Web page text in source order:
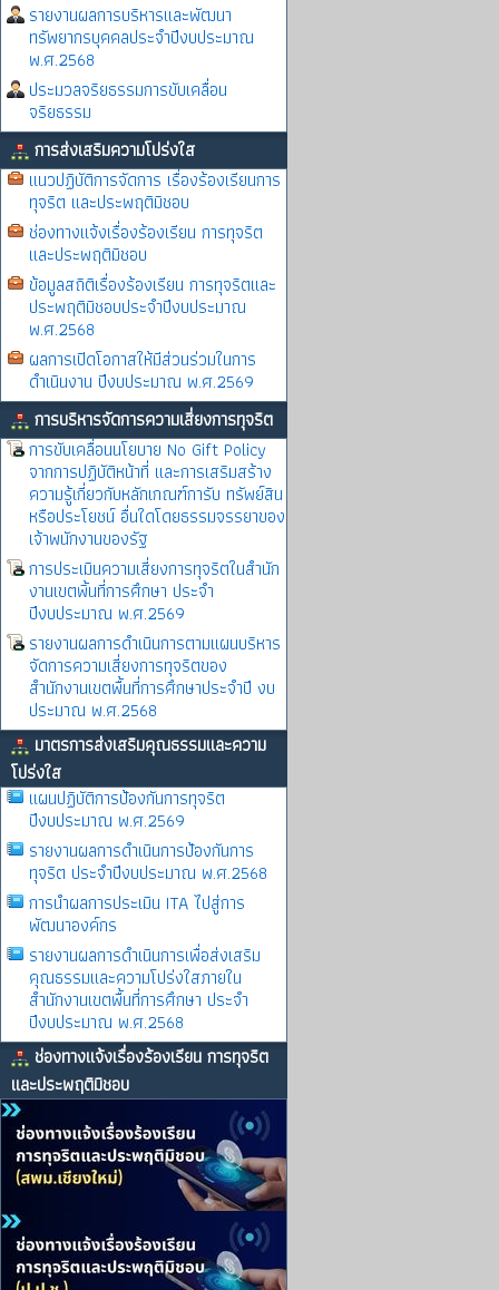
รายงานผลการบริหารและพัฒนา
ทรัพยากรบุคคลประจำปีงบประมาณ
พ.ศ.2568
ประมวลจริยธรรมการขับเคลื่อน
จริยธรรม
การส่งเสริมความโปร่งใส
แนวปฏิบัติการจัดการ เรื่องร้องเรียนการ
ทุจริต และประพฤติมิชอบ
ช่องทางแจ้งเรื่องร้องเรียน การทุจริต
และประพฤติมิชอบ
ข้อมูลสถิติเรื่องร้องเรียน การทุจริตและ
ประพฤติมิชอบประจำปีงบประมาณ
พ.ศ.2568
ผลการเปิดโอกาสให้มีส่วนร่วมในการ
ดำเนินงาน ปีงบประมาณ พ.ศ.2569
การบริหารจัดการความเสี่ยงการทุจริต
การขับเคลื่อนนโยบาย No Gift Policy
จากการปฏิบัติหน้าที่ และการเสริมสร้าง
ความรู้เกี่ยวกับหลักเกณฑ์การับ ทรัพย์สิน
หรือประโยชน์ อื่นใดโดยธรรมจรรยาของ
เจ้าพนักงานของรัฐ
การประเมินความเสี่ยงการทุจริตในสำนัก
งานเขตพิ้นที่การศึกษา ประจำ
ปีงบประมาณ พ.ศ.2569
รายงานผลการดำเนินการตามแผนบริหาร
จัดการความเสี่ยงการทุจริตของ
สำนักงานเขตพื้นที่การศึกษาประจำปี งบ
ประมาณ พ.ศ.2568
มาตรการส่งเสริมคุณธรรมและความ
โปร่งใส
แผนปฏิบัติการป้องกันการทุจริต
ปีงบประมาณ พ.ศ.2569
รายงานผลการดําเนินการป้องกันการ
ทุจริต ประจําปีงบประมาณ พ.ศ.2568
การนำผลการประเมิน ITA ไปสู่การ
พัฒนาองค์กร
รายงานผลการดําเนินการเพื่อส่งเสริม
คุณธรรมและความโปร่งใสภายใน
สำนักงานเขตพื้นที่การศึกษา ประจำ
ปีงบประมาณ พ.ศ.2568
ช่องทางแจ้งเรื่องร้องเรียน การทุจริต
และประพฤติมิชอบ